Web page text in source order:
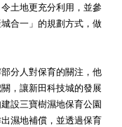
土地更充分利用，並參
合一」的規劃方式，做
分人對保育的關注，他
，讓新田科技城的發展
設三寶樹濕地保育公園
濕地補償，並透過保育